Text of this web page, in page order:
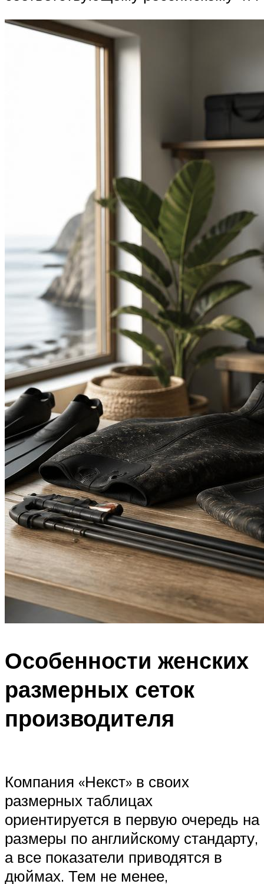
Особенности женских
размерных сеток
производителя
Компания «Некст» в своих
размерных таблицах
ориентируется в первую очередь на
размеры по английскому стандарту,
а все показатели приводятся в
дюймах. Тем не менее,